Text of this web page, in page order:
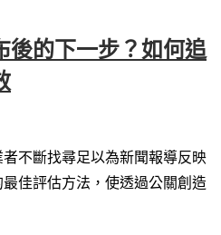
後的下一步？如何追
不斷找尋足以為新聞報導反映
佳評估方法，使透過公關創造